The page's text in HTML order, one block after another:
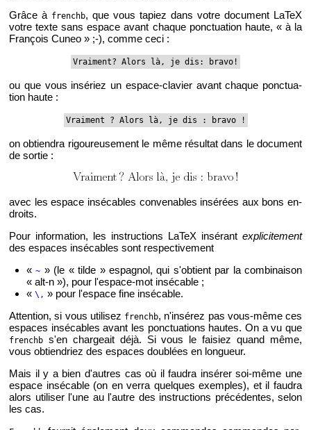
Grâce à frenchb, que vous ta­piez dans votre do­cu­ment LaTeX
votre texte sans es­pace avant chaque ponc­tua­tion haute, « à la
Fran­çois Cuneo » ;-), comme ceci :
Vrai­ment? Alors là, je dis: bravo!
ou que vous in­sé­riez un es­pace-cla­vier avant chaque ponc­tua­
tion haute :
Vrai­ment ? Alors là, je dis : bravo !
on ob­tien­dra ri­gou­reu­se­ment le même ré­sul­tat dans le do­cu­ment
de sor­tie :
avec les es­pace in­sé­cables conve­nables in­sé­rées aux bons en­
droits.
Pour in­for­ma­tion, les ins­truc­tions LaTeX in­sé­rant ex­pli­ci­te­ment
des es­paces in­sé­cables sont res­pec­ti­ve­ment
«~ » (le « tilde » es­pa­gnol, qui s'ob­tient par la com­bi­nai­son
« alt-n »), pour l'es­pace-mot in­sé­cable ;
« \, » pour l'es­pace fine in­sé­cable.
At­ten­tion, si vous uti­li­sez frenchb, n'in­sé­rez pas vous-même ces
es­paces in­sé­cables avant les ponc­tua­tions hautes. On a vu que
frenchb s'en char­geait déjà. Si vous le fai­siez quand même,
vous ob­tien­driez des es­paces dou­blées en lon­gueur.
Mais il y a bien d'autres cas où il fau­dra in­sé­rer soi-même une
es­pace in­sé­cable (on en verra quelques exemples), et il fau­dra
alors uti­li­ser l'une au l'autre des ins­truc­tions pré­cé­dentes, selon
les cas.